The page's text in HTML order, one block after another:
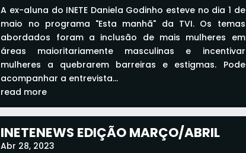
A ex-aluna do INETE Daniela Godinho esteve no dia 1 de
maio no programa "Esta manhã" da TVI. Os temas
abordados foram a inclusão de mais mulheres em
áreas maioritariamente masculinas e incentivar
mulheres a quebrarem barreiras e estigmas. Pode
acompanhar a entrevista...
read more
INETENEWS EDIÇÃO MARÇO/ABRIL
Abr 28, 2023